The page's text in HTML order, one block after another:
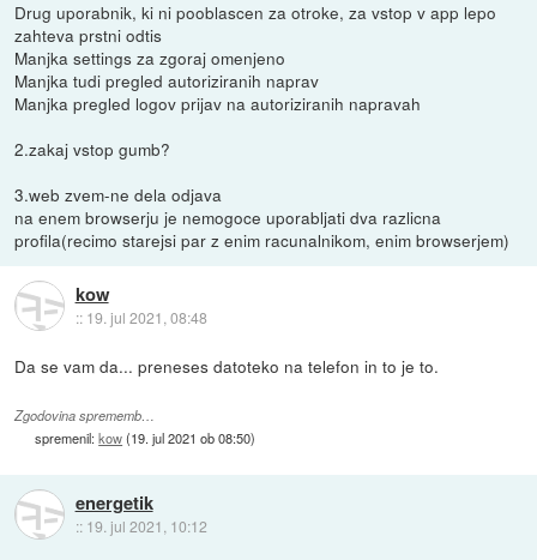
Drug uporabnik, ki ni pooblascen za otroke, za vstop v app lepo
zahteva prstni odtis
Manjka settings za zgoraj omenjeno
Manjka tudi pregled autoriziranih naprav
Manjka pregled logov prijav na autoriziranih napravah
2.zakaj vstop gumb?
3.web zvem-ne dela odjava
na enem browserju je nemogoce uporabljati dva razlicna
profila(recimo starejsi par z enim racunalnikom, enim browserjem)
kow
:: 19. jul 2021, 08:48
Da se vam da... preneses datoteko na telefon in to je to.
Zgodovina sprememb…
spremenil:kow(19. jul 2021 ob 08:50)
energetik
:: 19. jul 2021, 10:12